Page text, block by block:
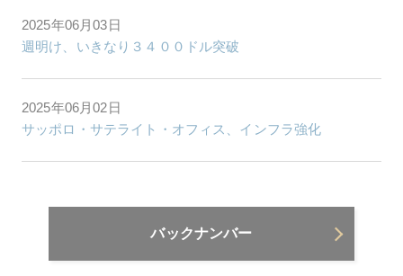
2025年06月03日
週明け、いきなり３４００ドル突破
2025年06月02日
サッポロ・サテライト・オフィス、インフラ強化
バックナンバー